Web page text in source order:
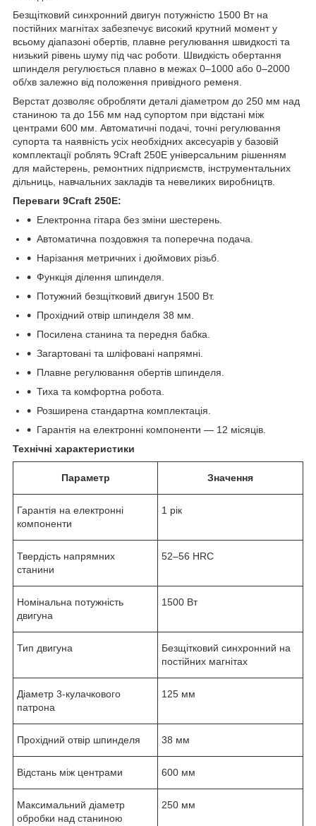
Безщітковий синхронний двигун потужністю 1500 Вт на
постійних магнітах забезпечує високий крутний момент у
всьому діапазоні обертів, плавне регулювання швидкості та
низький рівень шуму під час роботи. Швидкість обертання
шпинделя регулюється плавно в межах 0–1000 або 0–2000
об/хв залежно від положення привідного ременя.
Верстат дозволяє обробляти деталі діаметром до 250 мм над
станиною та до 156 мм над супортом при відстані між
центрами 600 мм. Автоматичні подачі, точні регулювання
супорта та наявність усіх необхідних аксесуарів у базовій
комплектації роблять 9Craft 250E універсальним рішенням
для майстерень, ремонтних підприємств, інструментальних
дільниць, навчальних закладів та невеликих виробництв.
Переваги 9Craft 250E:
Електронна гітара без зміни шестерень.
Автоматична поздовжня та поперечна подача.
Нарізання метричних і дюймових різьб.
Функція ділення шпинделя.
Потужний безщітковий двигун 1500 Вт.
Прохідний отвір шпинделя 38 мм.
Посилена станина та передня бабка.
Загартовані та шліфовані напрямні.
Плавне регулювання обертів шпинделя.
Тиха та комфортна робота.
Розширена стандартна комплектація.
Гарантія на електронні компоненти — 12 місяців.
Технічні характеристики
Параметр Значення
Гарантія на електронні
компоненти
1 рік
Твердість напрямних
станини
52–56 HRC
Номінальна потужність
двигуна
1500 Вт
Тип двигуна
Безщітковий синхронний на
постійних магнітах
Діаметр 3-кулачкового
патрона
125 мм
Прохідний отвір шпинделя 38 мм
Відстань між центрами 600 мм
Максимальний діаметр
обробки над станиною
250 мм